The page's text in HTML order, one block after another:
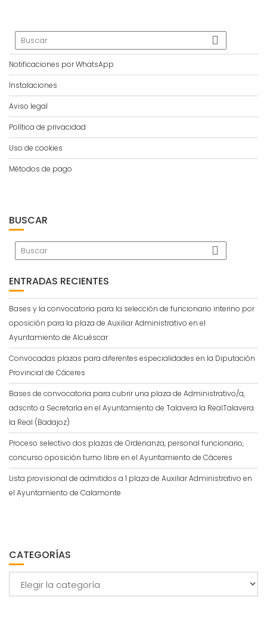
Notificaciones por WhatsApp
Instalaciones
Aviso legal
Política de privacidad
Uso de cookies
Métodos de pago
BUSCAR
ENTRADAS RECIENTES
Bases y la convocatoria para la selección de funcionario interino por
oposición para la plaza de Auxiliar Administrativo en el
Ayuntamiento de Alcuéscar
Convocadas plazas para diferentes especialidades en la Diputación
Provincial de Cáceres
Bases de convocatoria para cubrir una plaza de Administrativo/a,
adscrito a Secretaría en el Ayuntamiento de Talavera la RealTalavera
la Real (Badajoz)
Proceso selectivo dos plazas de Ordenanza, personal funcionario,
concurso oposición turno libre en el Ayuntamiento de Cáceres
Lista provisional de admitidos a 1 plaza de Auxiliar Administrativo en
el Ayuntamiento de Calamonte
CATEGORÍAS